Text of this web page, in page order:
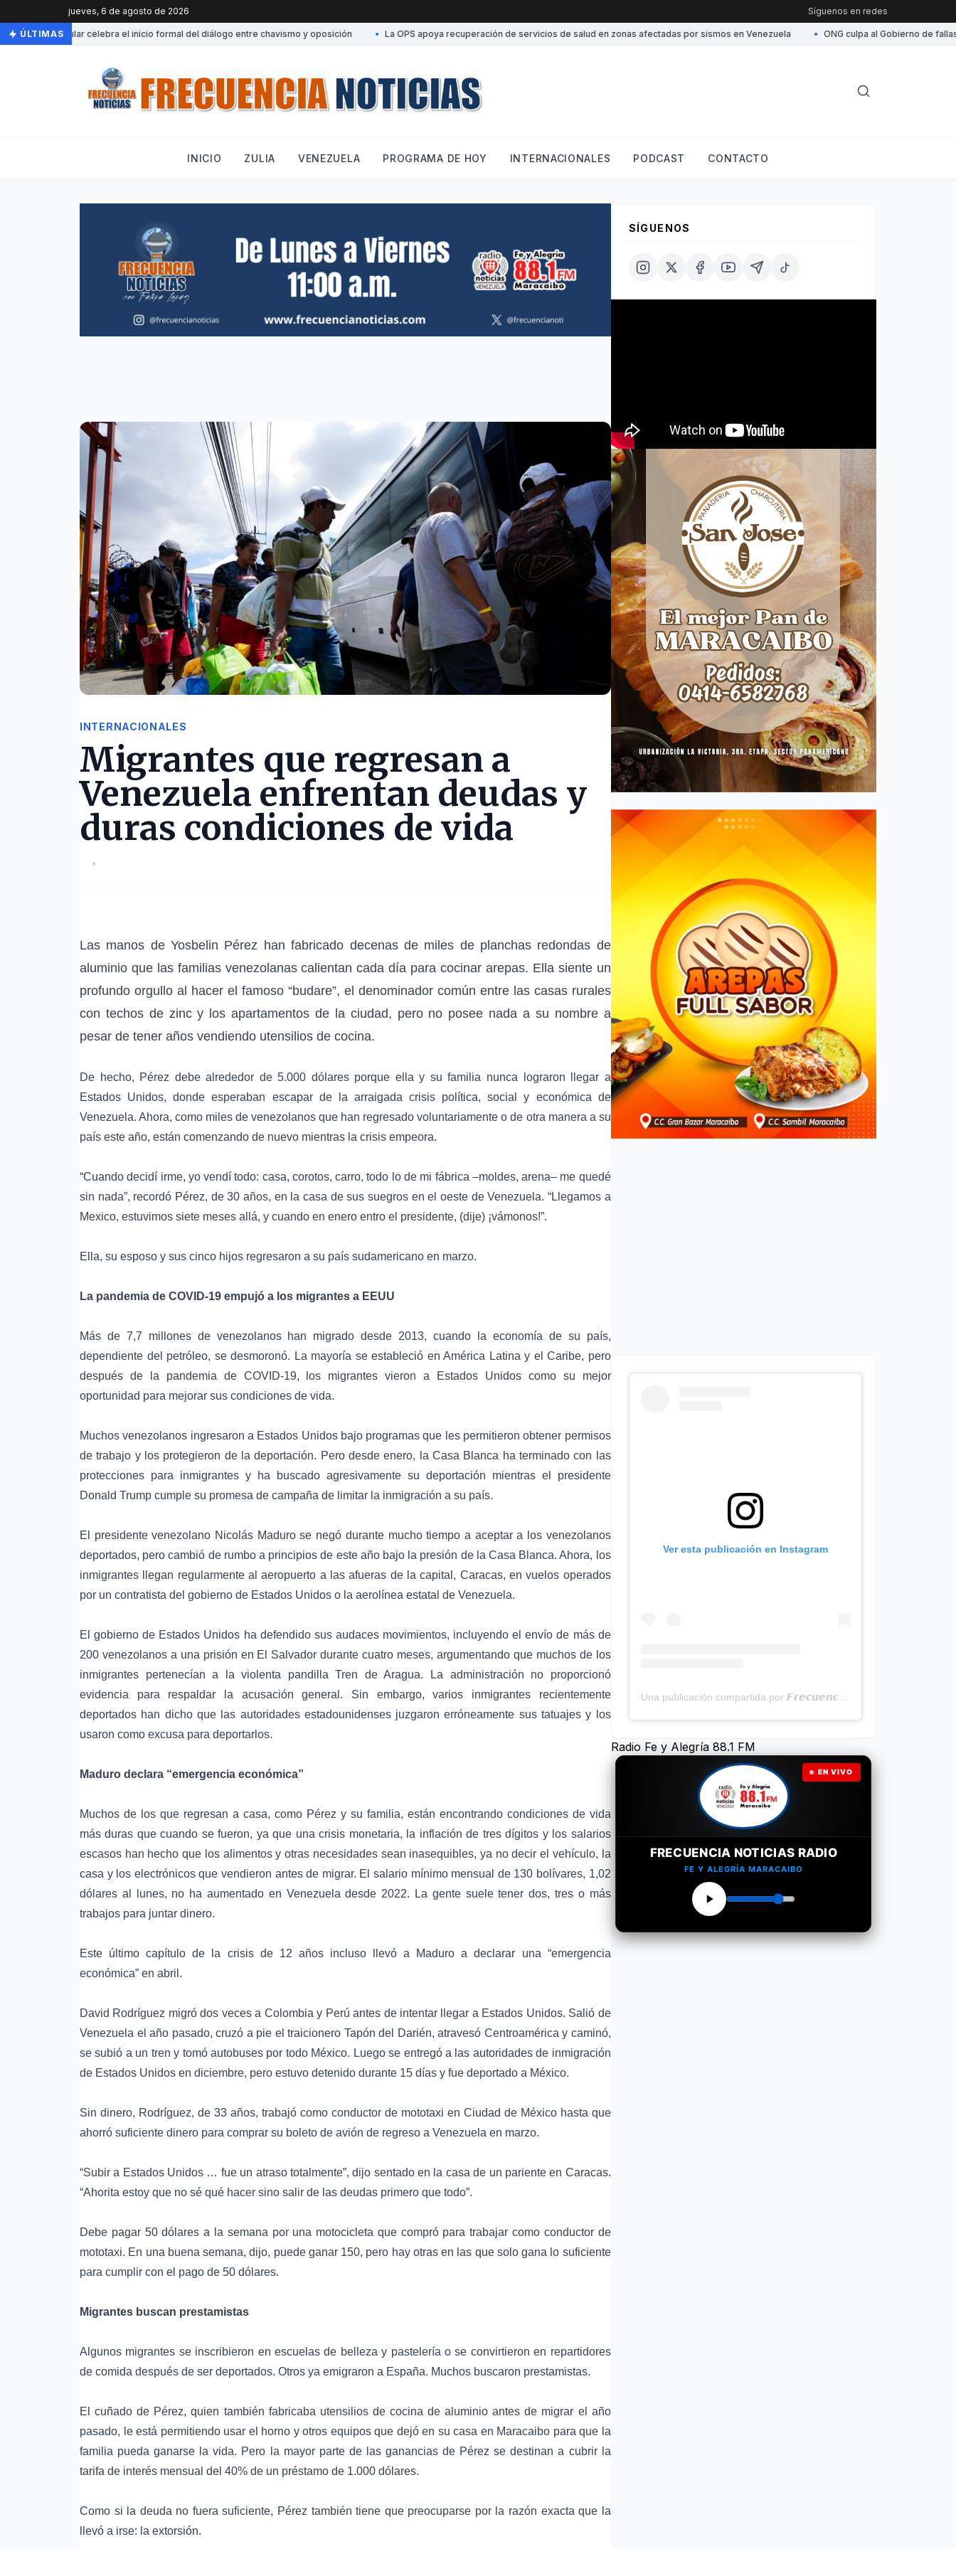
jueves, 6 de agosto de 2026 Síguenos en redes
ÚLTIMAS
Popular celebra el inicio formal del diálogo entre chavismo y oposición La OPS apoya recuperación de servicios de salud en zonas afectadas por sismos en Venezuela ONG culpa al Gobierno de fallas
INICIO ZULIA VENEZUELA PROGRAMA DE HOY INTERNACIONALES PODCAST CONTACTO
INTERNACIONALES
Migrantes que regresan a
Venezuela enfrentan deudas y
duras condiciones de vida
•
Las manos de Yosbelin Pérez han fabricado decenas de miles de planchas redondas de
aluminio que las familias venezolanas calientan cada día para cocinar arepas. Ella siente un
profundo orgullo al hacer el famoso “budare”, el denominador común entre las casas rurales
con techos de zinc y los apartamentos de la ciudad, pero no posee nada a su nombre a
pesar de tener años vendiendo utensilios de cocina.
De hecho, Pérez debe alrededor de 5.000 dólares porque ella y su familia nunca lograron llegar a
Estados Unidos, donde esperaban escapar de la arraigada crisis política, social y económica de
Venezuela. Ahora, como miles de venezolanos que han regresado voluntariamente o de otra manera a su
país este año, están comenzando de nuevo mientras la crisis empeora.
“Cuando decidí irme, yo vendí todo: casa, corotos, carro, todo lo de mi fábrica –moldes, arena– me quedé
sin nada”, recordó Pérez, de 30 años, en la casa de sus suegros en el oeste de Venezuela. “Llegamos a
Mexico, estuvimos siete meses allá, y cuando en enero entro el presidente, (dije) ¡vámonos!”.
Ella, su esposo y sus cinco hijos regresaron a su país sudamericano en marzo.
La pandemia de COVID-19 empujó a los migrantes a EEUU
Más de 7,7 millones de venezolanos han migrado desde 2013, cuando la economía de su país,
dependiente del petróleo, se desmoronó. La mayoría se estableció en América Latina y el Caribe, pero
después de la pandemia de COVID-19, los migrantes vieron a Estados Unidos como su mejor
oportunidad para mejorar sus condiciones de vida.
Muchos venezolanos ingresaron a Estados Unidos bajo programas que les permitieron obtener permisos
de trabajo y los protegieron de la deportación. Pero desde enero, la Casa Blanca ha terminado con las
protecciones para inmigrantes y ha buscado agresivamente su deportación mientras el presidente
Donald Trump cumple su promesa de campaña de limitar la inmigración a su país.
El presidente venezolano Nicolás Maduro se negó durante mucho tiempo a aceptar a los venezolanos
deportados, pero cambió de rumbo a principios de este año bajo la presión de la Casa Blanca. Ahora, los
inmigrantes llegan regularmente al aeropuerto a las afueras de la capital, Caracas, en vuelos operados
por un contratista del gobierno de Estados Unidos o la aerolínea estatal de Venezuela.
El gobierno de Estados Unidos ha defendido sus audaces movimientos, incluyendo el envío de más de
200 venezolanos a una prisión en El Salvador durante cuatro meses, argumentando que muchos de los
inmigrantes pertenecían a la violenta pandilla Tren de Aragua. La administración no proporcionó
evidencia para respaldar la acusación general. Sin embargo, varios inmigrantes recientemente
deportados han dicho que las autoridades estadounidenses juzgaron erróneamente sus tatuajes y los
usaron como excusa para deportarlos.
Maduro declara “emergencia económica”
Muchos de los que regresan a casa, como Pérez y su familia, están encontrando condiciones de vida
más duras que cuando se fueron, ya que una crisis monetaria, la inflación de tres dígitos y los salarios
escasos han hecho que los alimentos y otras necesidades sean inasequibles, ya no decir el vehículo, la
casa y los electrónicos que vendieron antes de migrar. El salario mínimo mensual de 130 bolívares, 1,02
dólares al lunes, no ha aumentado en Venezuela desde 2022. La gente suele tener dos, tres o más
trabajos para juntar dinero.
Este último capítulo de la crisis de 12 años incluso llevó a Maduro a declarar una “emergencia
económica” en abril.
David Rodríguez migró dos veces a Colombia y Perú antes de intentar llegar a Estados Unidos. Salió de
Venezuela el año pasado, cruzó a pie el traicionero Tapón del Darién, atravesó Centroamérica y caminó,
se subió a un tren y tomó autobuses por todo México. Luego se entregó a las autoridades de inmigración
de Estados Unidos en diciembre, pero estuvo detenido durante 15 días y fue deportado a México.
Sin dinero, Rodríguez, de 33 años, trabajó como conductor de mototaxi en Ciudad de México hasta que
ahorró suficiente dinero para comprar su boleto de avión de regreso a Venezuela en marzo.
“Subir a Estados Unidos … fue un atraso totalmente”, dijo sentado en la casa de un pariente en Caracas.
“Ahorita estoy que no sé qué hacer sino salir de las deudas primero que todo”.
Debe pagar 50 dólares a la semana por una motocicleta que compró para trabajar como conductor de
mototaxi. En una buena semana, dijo, puede ganar 150, pero hay otras en las que solo gana lo suficiente
para cumplir con el pago de 50 dólares.
Migrantes buscan prestamistas
Algunos migrantes se inscribieron en escuelas de belleza y pastelería o se convirtieron en repartidores
de comida después de ser deportados. Otros ya emigraron a España. Muchos buscaron prestamistas.
El cuñado de Pérez, quien también fabricaba utensilios de cocina de aluminio antes de migrar el año
pasado, le está permitiendo usar el horno y otros equipos que dejó en su casa en Maracaibo para que la
familia pueda ganarse la vida. Pero la mayor parte de las ganancias de Pérez se destinan a cubrir la
tarifa de interés mensual del 40% de un préstamo de 1.000 dólares.
Como si la deuda no fuera suficiente, Pérez también tiene que preocuparse por la razón exacta que la
llevó a irse: la extorsión.
SÍGUENOS
Ver esta publicación en Instagram
Una publicación compartida por 𝙁𝙧𝙚𝙘𝙪𝙚𝙣𝙘𝙞𝙖 𝙉𝙤𝙩𝙞𝙘𝙞𝙖𝙨 | Programa Radial (@frecuencianoticias)
Radio Fe y Alegría 88.1 FM
EN VIVO
FRECUENCIA NOTICIAS RADIO
FE Y ALEGRÍA MARACAIBO